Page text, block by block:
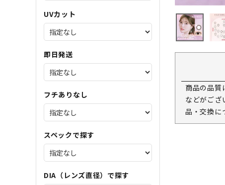
UVカット
即日発送
フチありなし
スペックで探す
DIA（レンズ直径）で探す
商品の品質
などがござ
品・交換に